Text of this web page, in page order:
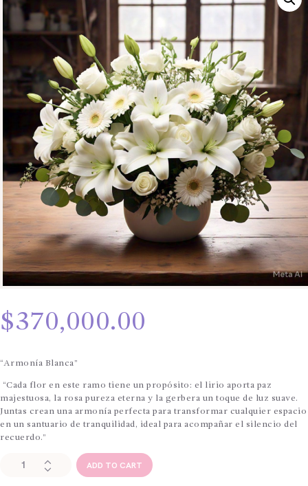
$370,000.00
“Armonía Blanca”
“Cada flor en este ramo tiene un propósito: el lirio aporta paz
majestuosa, la rosa pureza eterna y la gerbera un toque de luz suave.
Juntas crean una armonía perfecta para transformar cualquier espacio
en un santuario de tranquilidad, ideal para acompañar el silencio del
recuerdo.”
Redención
ADD TO CART